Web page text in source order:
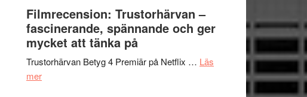
hjärtevarm
Festival
Filmrecension: Trustorhärvan –
fascinerande, spännande och ger
mycket att tänka på
Trustorhärvan Betyg 4 Premiär på Netflix … Läs
merom